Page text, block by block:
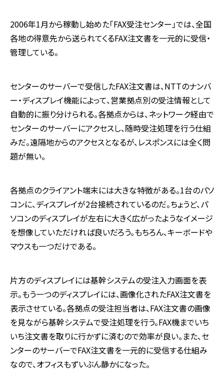
2006年1月から稼動し始めた「FAX受注センター」では、全国
各地の得意先から送られてくるFAX注文書を一元的に受信・
管理している。
センターのサーバーで受信したFAX注文書は、NTTのナンバ
ー・ディスプレイ機能によって、営業拠点別の受注情報として
自動的に振り分けられる。各拠点からは、ネットワーク経由で
センターのサーバーにアクセスし、随時受注処理を行う仕組
みだ。遠隔地からのアクセスとなるが、レスポンスには全く問
題が無い。
各拠点のクライアント端末には大きな特徴がある。1台のパソ
コンに、ディスプレイが2台接続されているのだ。ちょうど、パ
ソコンのディスプレイが左右に大きく広がったようなイメージ
を想像していただければ良いだろう。もちろん、キーボードや
マウスも一つだけである。
片方のディスプレイには基幹システムの受注入力画面を表
示。もう一つのディスプレイには、画像化されたFAX注文書を
表示させている。各拠点の受注担当者は、FAX注文書の画像
を見ながら基幹システムで受注処理を行う。FAX機までいち
いち注文書を取りに行かずに済むので効率が良い。また、セ
ンターのサーバーでFAX注文書を一元的に受信する仕組み
なので、オフィスもずいぶん静かになった。